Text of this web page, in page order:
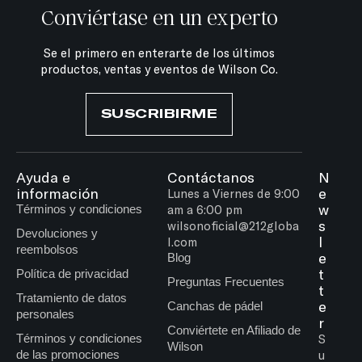
Conviértase en un experto
Se el primero en enterarte de los últimos
productos, ventas y eventos de Wilson Co.
SUSCRIBIRME
Ayuda e
información
Términos y condiciones
Devoluciones y
reembolsos
Política de privacidad
Tratamiento de datos
personales
Términos y condiciones
de las promociones
Contáctanos
Lunes a Viernes de 9:00
am a 6:00 pm
wilsonoficial@212globa
l.com
Blog
Preguntas Frecuentes
Canchas de pádel
Conviértete en Afiliado de
Wilson
N
e
w
s
l
e
t
t
e
r
S
u